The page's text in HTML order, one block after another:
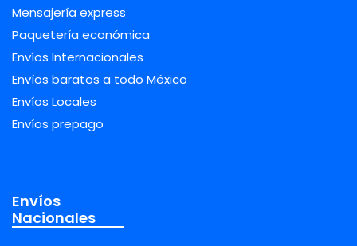
Mensajería express
Paquetería económica
Envíos Internacionales
Envíos baratos a todo México
Envíos Locales
Envíos prepago
Envíos
Nacionales